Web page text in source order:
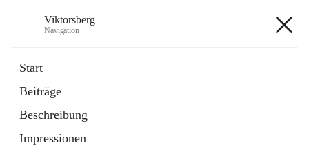
Viktorsberg
Navigation
Start
Beiträge
Beschreibung
Impressionen
1 Schnellzugriff
Bürgerservice